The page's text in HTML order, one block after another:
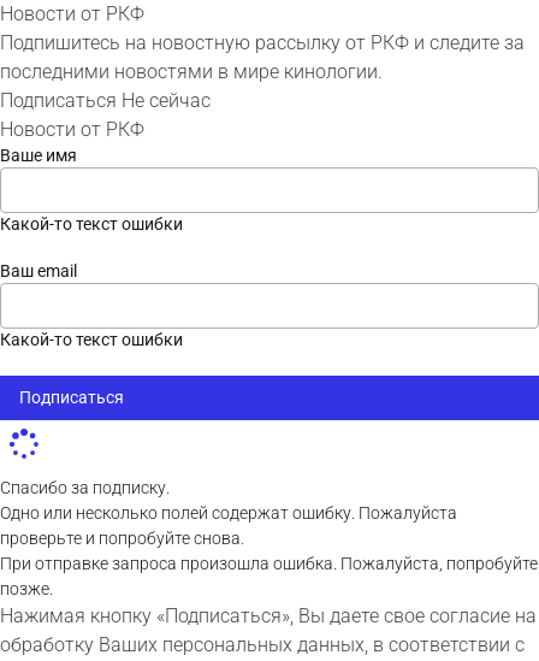
Новости от РКФ
Подпишитесь на новостную рассылку от РКФ и следите за
последними новостями в мире кинологии.
Подписаться Не сейчас
Новости от РКФ
Ваше имя
Какой-то текст ошибки
Ваш email
Какой-то текст ошибки
Подписаться
Спасибо за подписку.
Одно или несколько полей содержат ошибку. Пожалуйста
проверьте и попробуйте снова.
При отправке запроса произошла ошибка. Пожалуйста, попробуйте
позже.
Нажимая кнопку «Подписаться», Вы даете свое согласие на
обработку Ваших персональных данных, в соответствии с